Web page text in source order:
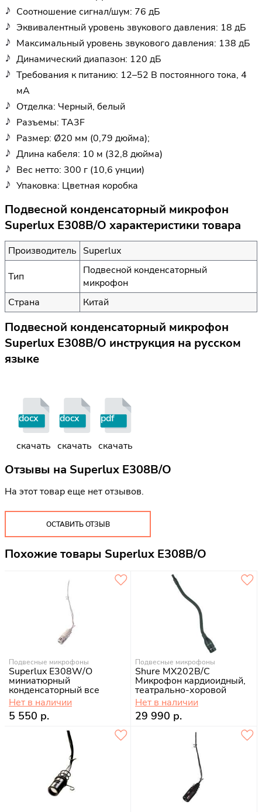
Соотношение сигнал/шум: 76 дБ
Эквивалентный уровень звукового давления: 18 дБ
Максимальный уровень звукового давления: 138 дБ
Динамический диапазон: 120 дБ
Требования к питанию: 12–52 В постоянного тока, 4
мА
Отделка: Черный, белый
Разъемы: TA3F
Размер: Ø20 мм (0,79 дюйма);
Длина кабеля: 10 м (32,8 дюйма)
Вес нетто: 300 г (10,6 унции)
Упаковка: Цветная коробка
Подвесной конденсаторный микрофон
Superlux E308B/O характеристики товара
Производитель Superlux
Тип
Подвесной конденсаторный
микрофон
Страна
Китай
Подвесной конденсаторный микрофон
Superlux E308B/O инструкция на русском
языке
docx
скачать
docx
скачать
pdf
скачать
Отзывы на Superlux E308B/O
На этот товар еще нет отзывов.
ОСТАВИТЬ ОТЗЫВ
Похожие товары Superlux E308B/O
Подвесные микрофоны
Superlux E308W/O
миниатюрный
конденсаторный все
Нет в наличии
5 550 р.
Подвесные микрофоны
Shure MX202B/C
Микрофон кардиоидный,
театрально-хоровой
Нет в наличии
29 990 р.